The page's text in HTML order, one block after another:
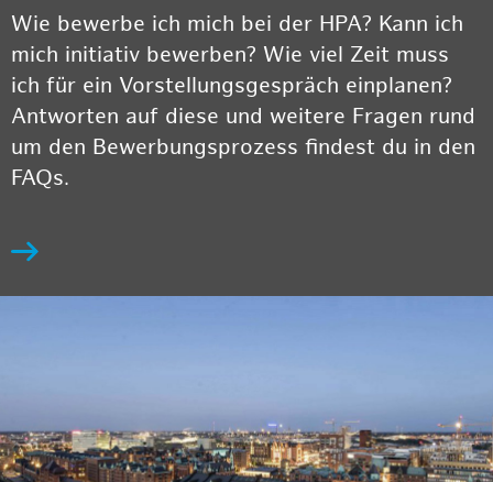
Wie bewerbe ich mich bei der HPA? Kann ich
mich initiativ bewerben? Wie viel Zeit muss
ich für ein Vorstellungsgespräch einplanen?
Antworten auf diese und weitere Fragen rund
um den Bewerbungsprozess findest du in den
FAQs.